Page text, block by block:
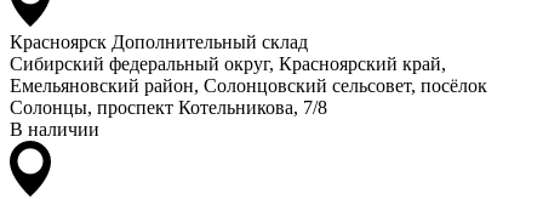
Красноярск Дополнительный склад
Сибирский федеральный округ, Красноярский край,
Емельяновский район, Солонцовский сельсовет, посёлок
Солонцы, проспект Котельникова, 7/8
В наличии